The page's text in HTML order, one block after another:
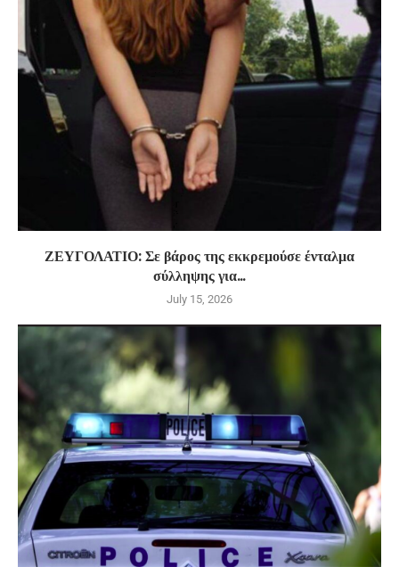
ΖΕΥΓΟΛΑΤΙΟ: Σε βάρος της εκκρεμούσε ένταλμα
σύλληψης για...
July 15, 2026